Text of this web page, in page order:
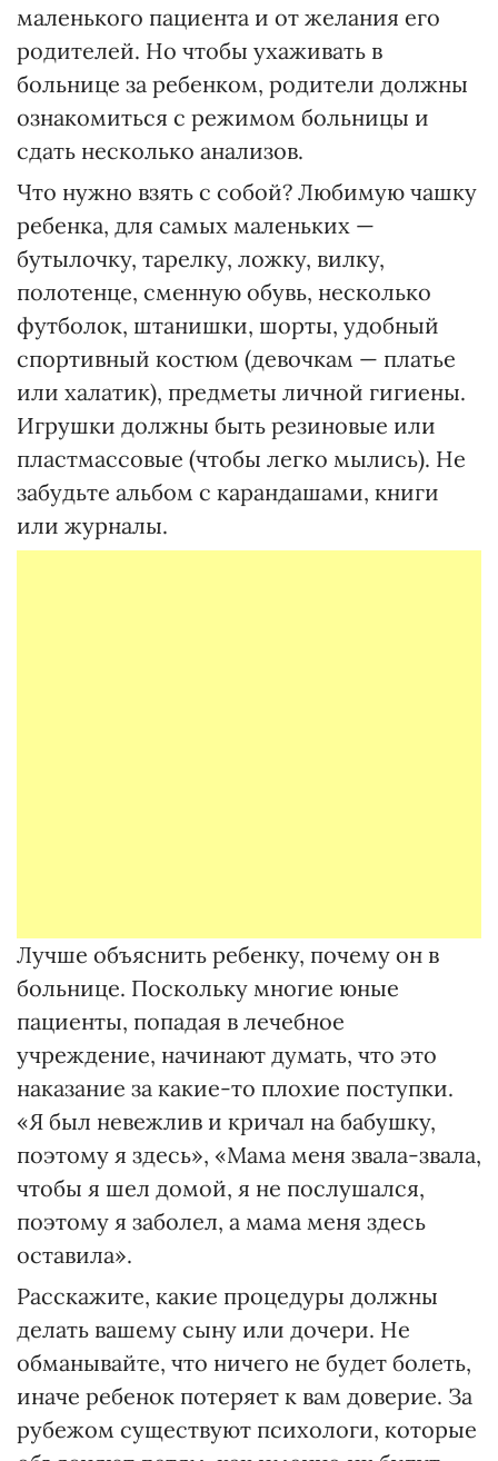
маленького пациента и от желания его
родителей. Но чтобы ухаживать в
больнице за ребенком, родители должны
ознакомиться с режимом больницы и
сдать несколько анализов.
Что нужно взять с собой? Любимую чашку
ребенка, для самых маленьких —
бутылочку, тарелку, ложку, вилку,
полотенце, сменную обувь, несколько
футболок, штанишки, шорты, удобный
спортивный костюм (девочкам — платье
или халатик), предметы личной гигиены.
Игрушки должны быть резиновые или
пластмассовые (чтобы легко мылись). Не
забудьте альбом с карандашами, книги
или журналы.
Лучше объяснить ребенку, почему он в
больнице. Поскольку многие юные
пациенты, попадая в лечебное
учреждение, начинают думать, что это
наказание за какие-то плохие поступки.
«Я был невежлив и кричал на бабушку,
поэтому я здесь», «Мама меня звала-звала,
чтобы я шел домой, я не послушался,
поэтому я заболел, а мама меня здесь
оставила».
Расскажите, какие процедуры должны
делать вашему сыну или дочери. Не
обманывайте, что ничего не будет болеть,
иначе ребенок потеряет к вам доверие. За
рубежом существуют психологи, которые